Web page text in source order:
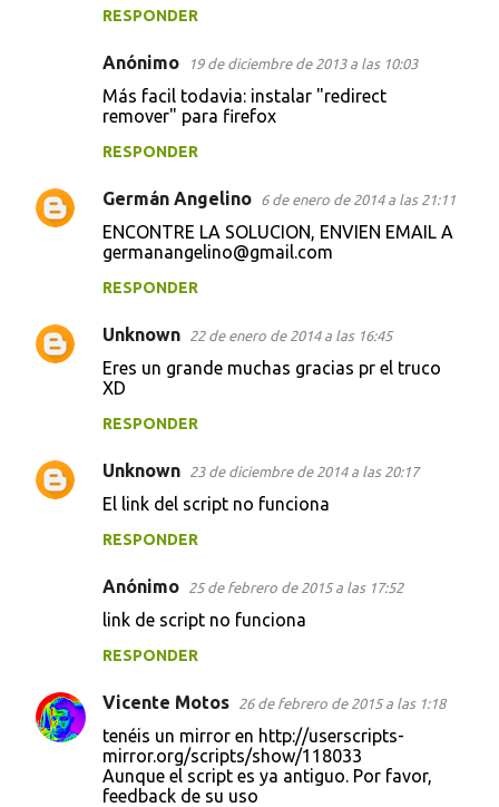
RESPONDER
Anónimo 19 de diciembre de 2013 a las 10:03
Más facil todavia: instalar "redirect
remover" para firefox
RESPONDER
Germán Angelino 6 de enero de 2014 a las 21:11
ENCONTRE LA SOLUCION, ENVIEN EMAIL A
germanangelino@gmail.com
RESPONDER
Unknown 22 de enero de 2014 a las 16:45
Eres un grande muchas gracias pr el truco
XD
RESPONDER
Unknown 23 de diciembre de 2014 a las 20:17
El link del script no funciona
RESPONDER
Anónimo 25 de febrero de 2015 a las 17:52
link de script no funciona
RESPONDER
Vicente Motos 26 de febrero de 2015 a las 1:18
tenéis un mirror en http://userscripts-
mirror.org/scripts/show/118033
Aunque el script es ya antiguo. Por favor,
feedback de su uso